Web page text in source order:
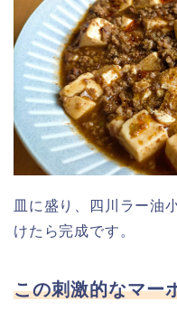
皿に盛り、四川ラー油
けたら完成です。
この刺激的なマー